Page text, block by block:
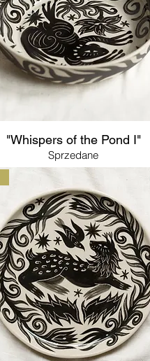
"Whispers of the Pond I"
Sprzedane